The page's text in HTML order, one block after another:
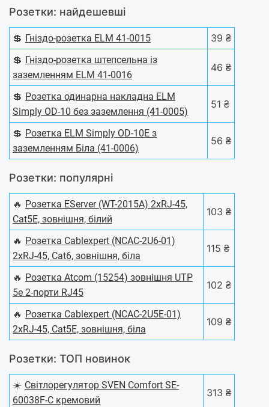
Розетки: найдешевші
💲 Гніздо-розетка ELM 41-0015
39 ₴
💲 Гніздо-розетка штепсельна із
заземленням ELM 41-0016
46 ₴
💲 Розетка одинарна накладна ELM
Simply OD-10 без заземлення (41-0005)
51 ₴
💲 Розетка ELM Simply OD-10E з
заземленням Біла (41-0006)
56 ₴
Розетки: популярні
🔥 Розетка EServer (WT-2015A) 2хRJ-45,
Cat5Е, зовнішня, білий
103 ₴
🔥 Розетка Cablexpert (NCAC-2U6-01)
2хRJ-45, Cat6, зовнішня, біла
115 ₴
🔥 Розетка Atcom (15254) зовнішня UTP
5e 2-порти RJ45
102 ₴
🔥 Розетка Cablexpert (NCAC-2U5E-01)
2хRJ-45, Cat5Е, зовнішня, біла
109 ₴
Розетки: ТОП новинок
☀️ Світлорегулятор SVEN Comfort SE-
60038F-С кремовий
313 ₴